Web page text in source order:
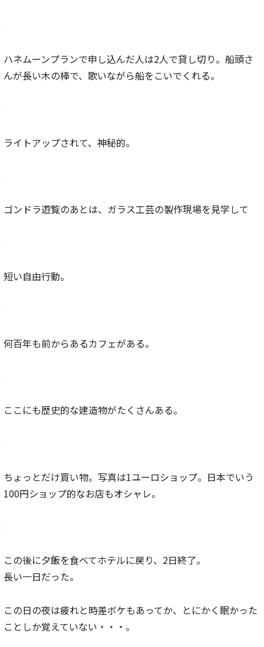
ハネムーンプランで申し込んだ人は2人で貸し切り。船頭さ
んが長い木の棒で、歌いながら船をこいでくれる。
ライトアップされて、神秘的。
ゴンドラ遊覧のあとは、ガラス工芸の製作現場を見学して
短い自由行動。
何百年も前からあるカフェがある。
ここにも歴史的な建造物がたくさんある。
ちょっとだけ買い物。写真は1ユーロショップ。日本でいう
100円ショップ的なお店もオシャレ。
この後に夕飯を食べてホテルに戻り、2日終了。
長い一日だった。
この日の夜は疲れと時差ボケもあってか、とにかく眠かった
ことしか覚えていない・・・。